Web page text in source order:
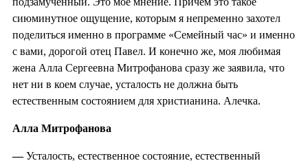
сиюминутное ощущение, которым я непременно захотел
поделиться именно в программе «Семейный час» и именно
с вами, дорогой отец Павел. И конечно же, моя любимая
жена Алла Сергеевна Митрофанова сразу же заявила, что
нет ни в коем случае, усталость не должна быть
естественным состоянием для христианина. Алечка.
Алла Митрофанова
—Усталость, естественное состояние, естественный